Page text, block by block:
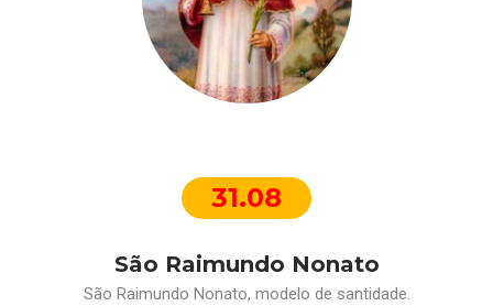
31.08
São Raimundo Nonato
São Raimundo Nonato, modelo de santidade.